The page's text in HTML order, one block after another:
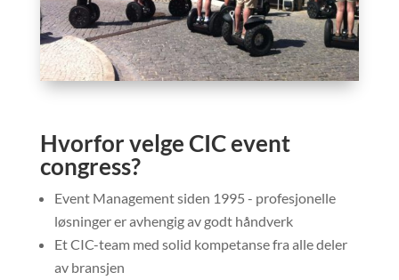
Hvorfor velge CIC event
congress?
Event Management siden 1995 - profesjonelle
løsninger er avhengig av godt håndverk
Et CIC-team med solid kompetanse fra alle deler
av bransjen